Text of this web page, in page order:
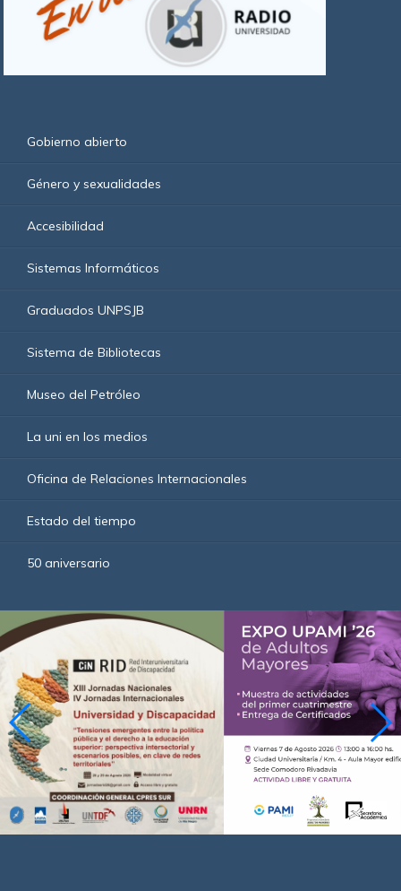
Gobierno abierto
Género y sexualidades
Accesibilidad
Sistemas Informáticos
Graduados UNPSJB
Sistema de Bibliotecas
Museo del Petróleo
La uni en los medios
Oficina de Relaciones Internacionales
Estado del tiempo
50 aniversario